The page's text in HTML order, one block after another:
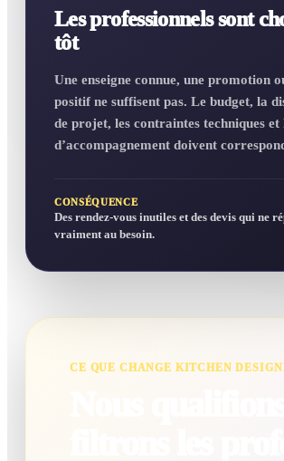
Les professionnels sont
tôt
Une enseigne connue, une promotion
positif ne suffisent pas. Le budget, la
de projet, les contraintes techniques et
d’accompagnement doivent
CONSÉQUENCE
Des rendez-vous inutiles et des devis qui ne
vraiment au besoin.
CE QUE CHANGE KITCHEN